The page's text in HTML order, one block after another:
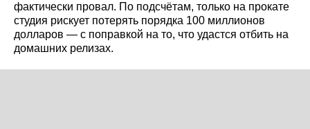
фактически провал. По подсчётам, только на прокате
студия рискует потерять порядка 100 миллионов
долларов — с поправкой на то, что удастся отбить на
домашних релизах.